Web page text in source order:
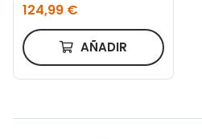
124,99 €
AÑADIR